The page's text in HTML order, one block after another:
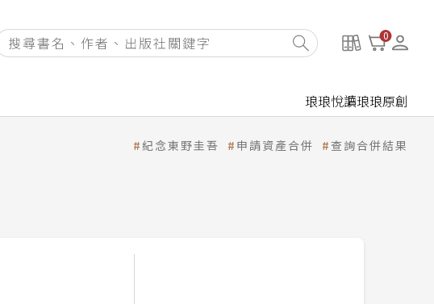
0
琅琅悅讀琅琅原創
紀念東野圭吾 申請資產合併 查詢合併結果